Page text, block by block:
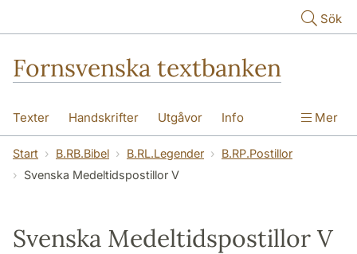
Sök
Fornsvenska textbanken
Texter Handskrifter Utgåvor Info Mer
Start B.RB.Bibel B.RL.Legender
B.RP.Postillor
Svenska Medeltidspostillor V
Svenska Medeltidspostillor V